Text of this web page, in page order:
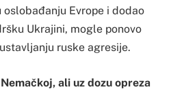
Evrope i dodao
Ukrajini, mogle ponovo
ruske agresije.
ali uz dozu opreza